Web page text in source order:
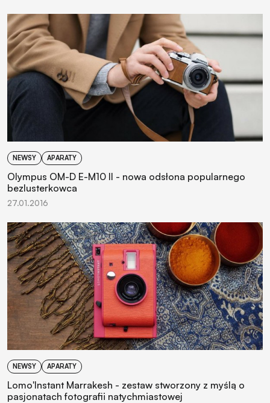
NEWSY APARATY
Olympus OM-D E-M10 II - nowa odsłona popularnego
bezlusterkowca
27.01.2016
NEWSY APARATY
Lomo'Instant Marrakesh - zestaw stworzony z myślą o
pasjonatach fotografii natychmiastowej